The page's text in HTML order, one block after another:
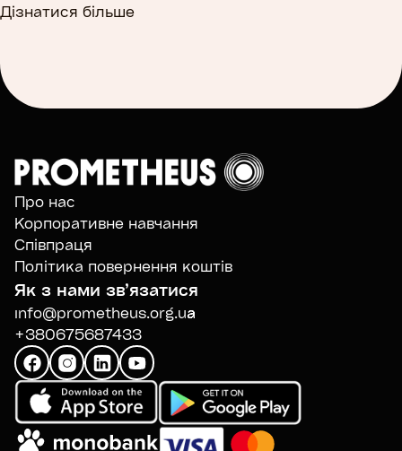
Дізнатися більше
Про нас
Корпоративне навчання
Співпраця
Політика повернення коштів
Як з нами звʼязатися
info@prometheus.org.ua
+380675687433